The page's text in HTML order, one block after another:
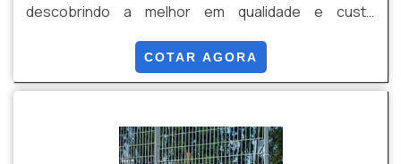
descobrindo a melhor em qualidade e custo
acessível, com os colaboradores da Paraná Telas o
cliente obterá excelente custo-benefício com
INFORMAÇÕES INTERESSANTES SOBRE GRADIL
PREÇO A Paraná Telas objetiva seus reforços em
COTAR AGORA